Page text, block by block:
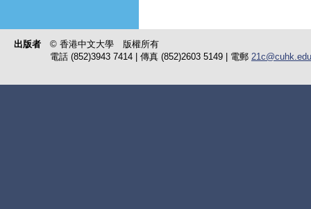
出版者 © 香港中文大學 版權所有
電話 (852)3943 7414 | 傳真 (852)2603 5149 | 電郵